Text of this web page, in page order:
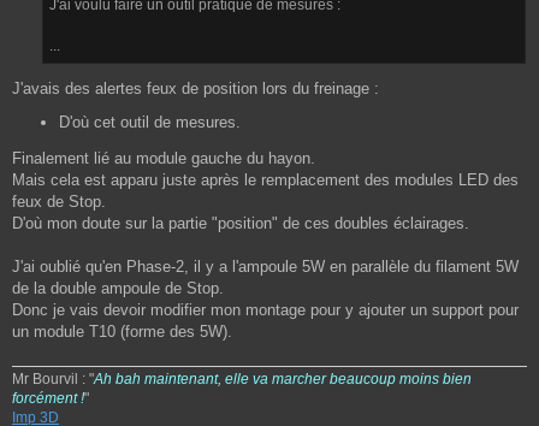
J'ai voulu faire un outil pratique de mesures :
J'avais des alertes feux de position lors du freinage :
D'où cet outil de mesures.
Finalement lié au module gauche du hayon.
Mais cela est apparu juste après le remplacement des modules LED des
feux de Stop.
D'où mon doute sur la partie "position" de ces doubles éclairages.
J'ai oublié qu'en Phase-2, il y a l'ampoule 5W en parallèle du filament 5W
de la double ampoule de Stop.
Donc je vais devoir modifier mon montage pour y ajouter un support pour
un module T10 (forme des 5W).
Mr Bourvil : "Ah bah maintenant, elle va marcher beaucoup moins bien
forcément !"
Imp 3D